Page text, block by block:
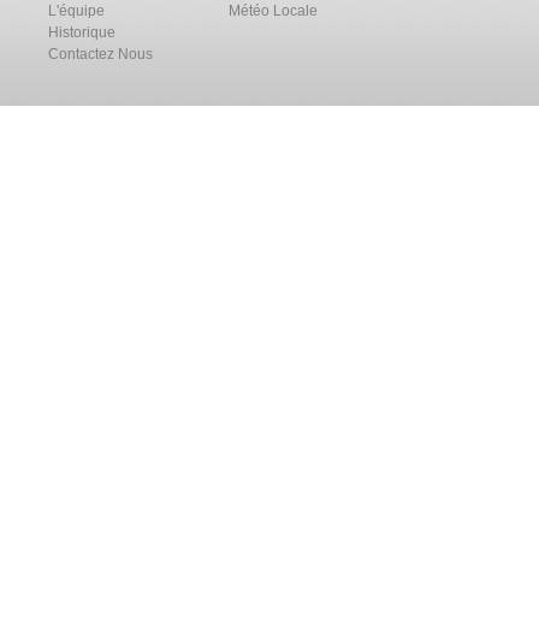
L'équipe
Historique
Contactez Nous
Météo Locale